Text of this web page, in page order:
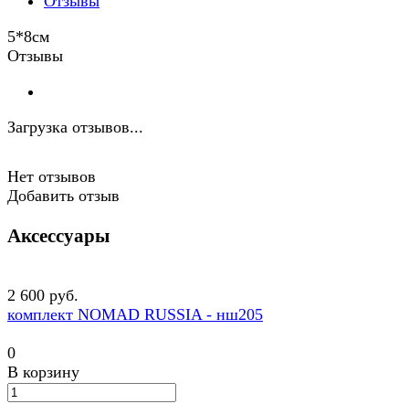
5*8см
Отзывы
Загрузка отзывов...
Нет отзывов
Добавить отзыв
Аксессуары
2 600 руб.
комплект NOMAD RUSSIA - нш205
0
В корзину